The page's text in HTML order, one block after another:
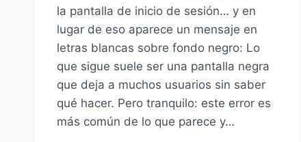
la pantalla de inicio de sesión… y en
lugar de eso aparece un mensaje en
letras blancas sobre fondo negro: Lo
que sigue suele ser una pantalla negra
que deja a muchos usuarios sin saber
qué hacer. Pero tranquilo: este error es
más común de lo que parece y…